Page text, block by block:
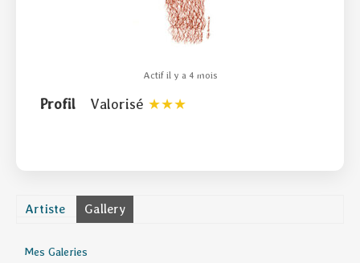
Actif il y a 4 mois
Profil Valorisé
Artiste Gallery
Mes Galeries